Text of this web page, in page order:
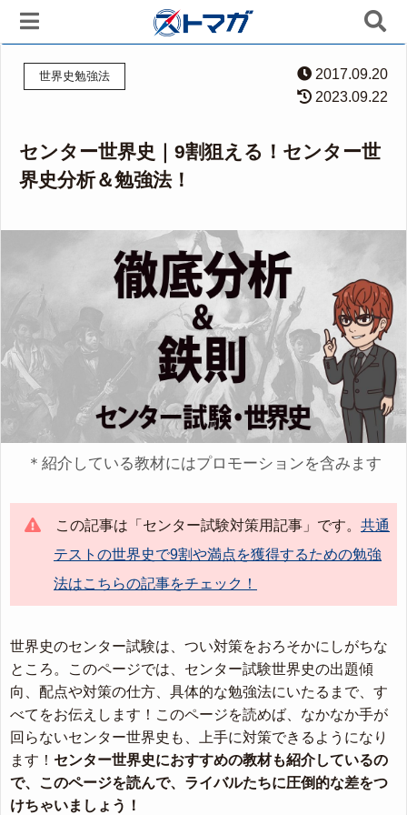
世界史勉強法
2017.09.20
2023.09.22
センター世界史｜9割狙える！センター世
界史分析＆勉強法！
＊紹介している教材にはプロモーションを含みます
この記事は「センター試験対策用記事」です。 共通
テストの世界史で9割や満点を獲得するための勉強
法はこちらの記事をチェック！
世界史のセンター試験は、つい対策をおろそかにしがちな
ところ。このページでは、センター試験世界史の出題傾
向、配点や対策の仕方、具体的な勉強法にいたるまで、す
べてをお伝えします！このページを読めば、なかなか手が
回らないセンター世界史も、上手に対策できるようになり
ます！ センター世界史におすすめの教材も紹介しているの
で、このページを読んで、ライバルたちに圧倒的な差をつ
けちゃいましょう！